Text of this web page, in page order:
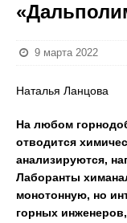
9 марта 2022
Наталья Ланцова
На любом
отводится
анализируются,
Лаборанты
монотонную, но
горных